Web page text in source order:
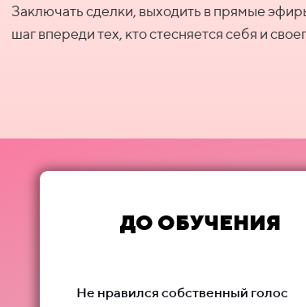
Заключать сделки, выходить в прямые
шаг впереди тех, кто стесняется себя и
ДО ОБУЧЕНИЯ
Не нравился собственный голос